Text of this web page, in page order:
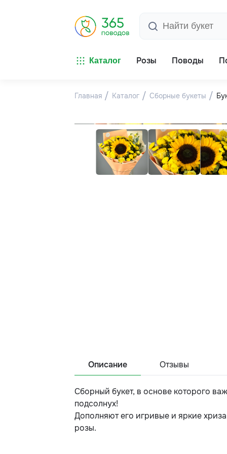
Каталог Розы Поводы
Главная Каталог Сборные букеты
Описание Отзывы
Сборный букет, в основе которого
подсолнух!
Дополняют его игривые и яркие
розы.